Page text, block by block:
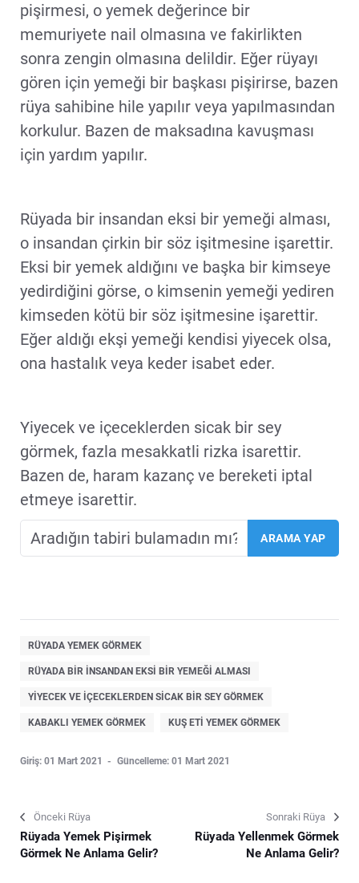
pişirmesi, o yemek değerince bir
memuriyete nail olmasına ve fakirlikten
sonra zengin olmasına delildir. Eğer rüyayı
gören için yemeği bir başkası pişirirse, bazen
rüya sahibine hile yapılır veya yapılmasından
korkulur. Bazen de maksadına kavuşması
için yardım yapılır.
Rüyada bir insandan eksi bir yemeği alması,
o insandan çirkin bir söz işitmesine işarettir.
Eksi bir yemek aldığını ve başka bir kimseye
yedirdiğini görse, o kimsenin yemeği yediren
kimseden kötü bir söz işitmesine işarettir.
Eğer aldığı ekşi yemeği kendisi yiyecek olsa,
ona hastalık veya keder isabet eder.
Yiyecek ve içeceklerden sicak bir sey
görmek, fazla mesakkatli rizka isarettir.
Bazen de, haram kazanç ve bereketi iptal
etmeye isarettir.
RÜYADA YEMEK GÖRMEK
RÜYADA BIR INSANDAN EKSI BIR YEMEĞI ALMASI
YIYECEK VE IÇECEKLERDEN SICAK BIR SEY GÖRMEK
KABAKLI YEMEK GÖRMEK KUŞ ETI YEMEK GÖRMEK
Giriş: 01 Mart 2021 Güncelleme: 01 Mart 2021
Önceki Rüya
Rüyada Yemek Pişirmek
Görmek Ne Anlama Gelir?
Sonraki Rüya
Rüyada Yellenmek Görmek
Ne Anlama Gelir?